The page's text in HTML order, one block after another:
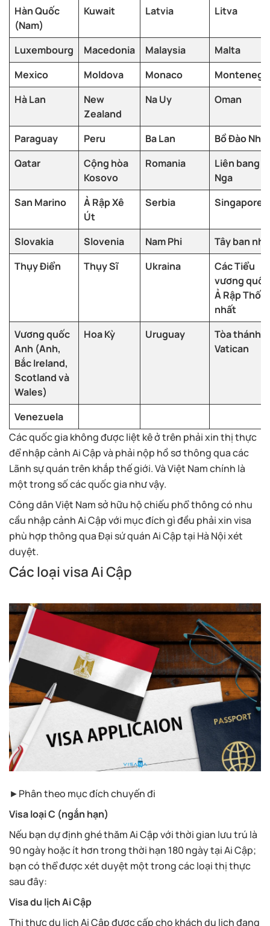
Hàn Quốc
(Nam)
Kuwait Latvia Litva
Luxembourg Macedonia Malaysia
Malta
Mexico
Moldova Monaco
Hà Lan
New
Zealand
Na Uy Oman
Paraguay Peru Ba Lan
Bồ Đào Nha
Qatar
Cộng hòa
Kosovo
Romania
Liên bang
Nga
San Marino
Ả Rập Xê
Út
Serbia Singapore
Slovakia Slovenia Nam Phi
Tây ban nha
Thụy Điển
Thụy Sĩ Ukraina
Các Tiểu
vương quốc
Ả Rập
nhất
Vương quốc
Anh (Anh,
Bắc Ireland,
Scotland và
Wales)
Hoa Kỳ Uruguay
Tòa thánh
Vatican
Venezuela
Các quốc gia không được liệt kê ở trên phải xin thị thực
để nhập cảnh Ai Cập và phải nộp hồ sơ thông qua các
Lãnh sự quán trên khắp thế giới. Và Việt Nam chính là
một trong số các quốc gia như vậy.
Công dân Việt Nam sở hữu hộ chiếu phổ thông có nhu
cầu nhập cảnh Ai Cập với mục đích gì đều phải xin visa
phù hợp thông qua Đại sứ quán Ai Cập tại Hà Nội xét
duyệt.
Các loại visa Ai Cập
►Phân theo mục đích chuyến đi
Visa loại C (ngắn hạn)
Nếu bạn dự định ghé thăm Ai Cập với thời gian lưu trú là
90 ngày hoặc ít hơn trong thời hạn 180 ngày tại Ai Cập;
bạn có thể được xét duyệt một trong các loại thị thực
sau đây:
Visa du lịch Ai Cập
Thị thực du lịch Ai Cập được cấp cho khách du lịch đang